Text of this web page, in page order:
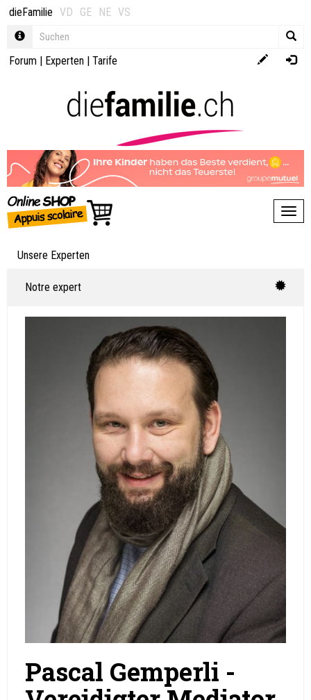
dieFamilie VD GE NE VS
Forum | Experten | Tarife
Unsere Experten
Notre expert
Pascal Gemperli -